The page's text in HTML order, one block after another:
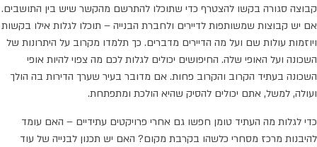
קבוצה סגורה בקשו להצטרף כדי שתוכלו להתרשם מהקשר שיש בין התושבים.
אם יש קבוצות שמשותפות לדיירים ולחברת הבנייה – תוכלו לגלות אילו בקשות
ויוזמות עולות שם ועל מה הדיירים מדברים. כך תלמדו מקרוב על היתרונות של
השכונה ועל האופי שלה. החיפושים יכולים לגלות לכם מה צפוי להיות אופי
השכונה בעתיד הקרוב והקרוב פחות. אם מדובר בעיר שערך הדירות בה הולך
ועולה, למשל, אתם יכולים להסיק שהיא הולכת ומתפתחת.
כדי לגלות מה העתיד טומן חפשו גם אחרי פרויקטים עתידיים – האם עומד
להיבנות מרכז מסחרי כלשהו בקרבת מקום? האם יש תכנון לבנייה של עוד